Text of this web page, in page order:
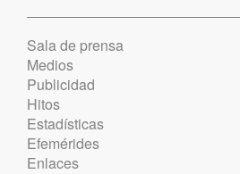
Sala de prensa
Medios
Publicidad
Hitos
Estadísticas
Efemérides
Enlaces